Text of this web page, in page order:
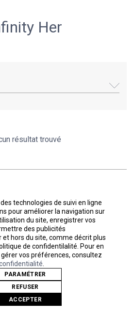
Her
résultat trouvé
technologies de suivi en ligne
pour améliorer la navigation sur
du site, enregistrer vos
des publicités
et hors du site, comme décrit plus
de confidentilalité. Pour en
vos préférences, consultez
PARAMÉTRER
REFUSER
ACCEPTER
vous à Notre
nouveautés et restez
informés.